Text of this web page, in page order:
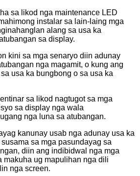
sa likod nga maintenance LED
instalar sa lain-laing mga
alang sa usa ka
sa display.
kini sa mga senaryo diin adunay
nga magamit, o kung ang
usa ka bungbong o sa usa ka
sa likod nagtugot sa mga
sa display nga wala
nga luna sa atubangan.
kanunay usab nga adunay usa ka
sa mga pasundayag sa
diin ang indibidwal nga mga
makuha ug mapulihan nga dili
nga screen.